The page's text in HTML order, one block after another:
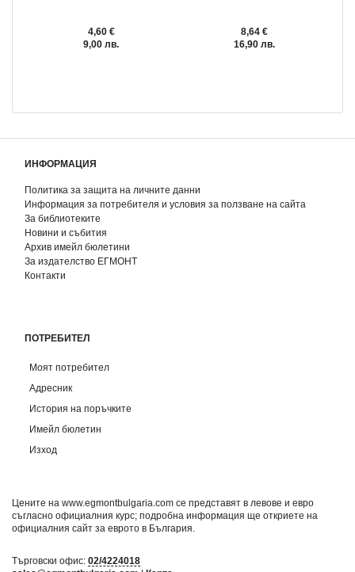
4,60 €
9,00 лв.
8,64 €
16,90 лв.
ИНФОРМАЦИЯ
Политика за защита на личните данни
Информация за потребителя и условия за ползване на сайта
За библиотеките
Новини и събития
Архив имейл бюлетини
За издателство ЕГМОНТ
Контакти
ПОТРЕБИТЕЛ
Моят потребител
Адресник
История на поръчките
Имейл бюлетин
Изход
Цените на www.egmontbulgaria.com се представят в левове и евро
съгласно официалния курс; подробна информация ще откриете на
официалния сайт за еврото в България
Търговски офис: 02/4224018